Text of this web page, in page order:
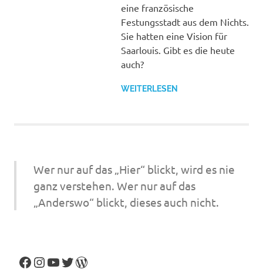
eine französische
Festungsstadt aus dem Nichts.
Sie hatten eine Vision für
Saarlouis. Gibt es die heute
auch?
WEITERLESEN
Wer nur auf das „Hier“ blickt, wird es nie
ganz verstehen. Wer nur auf das
„Anderswo“ blickt, dieses auch nicht.
Facebook
Instagram
YouTube
Twitter
WordPress